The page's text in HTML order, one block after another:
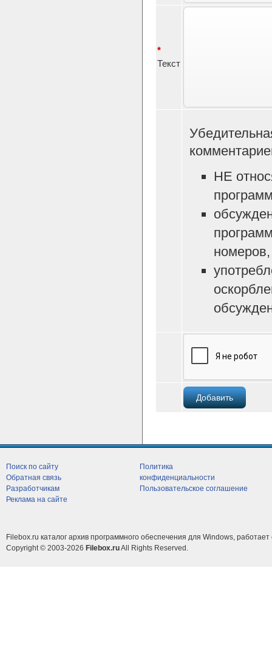
*
Текст
НЕ
Поиск по сайту
Обратная связь
Разработчикам
Реклама на сайте
Политика
конфиденциальности
Пользовательское соглашение
Filebox.ru каталог архив программного обеспечения для Windows, работает
Copyright © 2003-2026 Filebox.ruAll Rights Reserved.